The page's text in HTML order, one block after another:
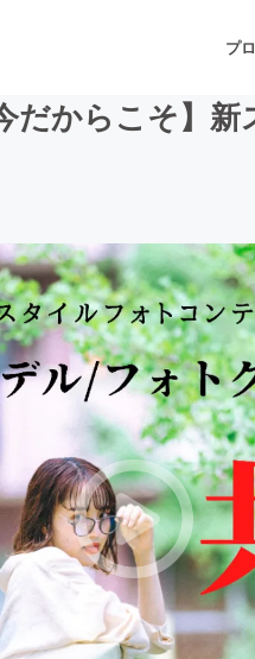
プ
音楽
ェット ゲーム
書籍・
チャレ
性化
だからこそ】